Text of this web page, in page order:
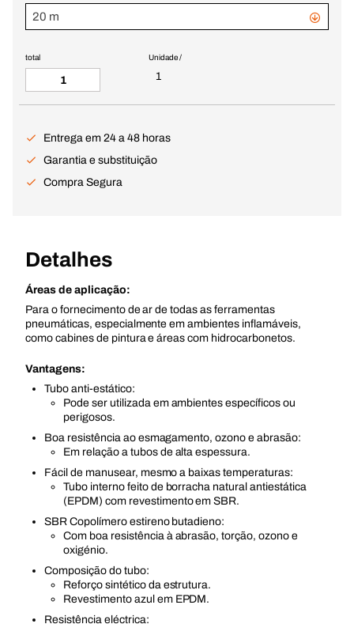
20 m
Unidade /
1
total
Entrega em 24 a 48 horas
Garantia e substituição
Compra Segura
Detalhes
Áreas de aplicação:
Para o fornecimento de ar de todas as ferramentas
pneumáticas, especialmente em ambientes inflamáveis,
como cabines de pintura e áreas com hidrocarbonetos.
Vantagens:
Tubo anti-estático:
Pode ser utilizada em ambientes específicos ou
perigosos.
Boa resistência ao esmagamento, ozono e abrasão:
Em relação a tubos de alta espessura.
Fácil de manusear, mesmo a baixas temperaturas:
Tubo interno feito de borracha natural antiestática
(EPDM) com revestimento em SBR.
SBR Copolímero estireno butadieno:
Com boa resistência à abrasão, torção, ozono e
oxigénio.
Composição do tubo:
Reforço sintético da estrutura.
Revestimento azul em EPDM.
Resistência eléctrica: